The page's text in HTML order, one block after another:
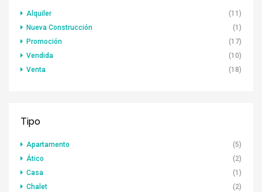
Alquiler
(11)
Nueva Construcción
(1)
Promoción
(17)
Vendida
(10)
Venta
(18)
Tipo
Apartamento
(5)
Ático
(2)
Casa
(1)
Chalet
(2)